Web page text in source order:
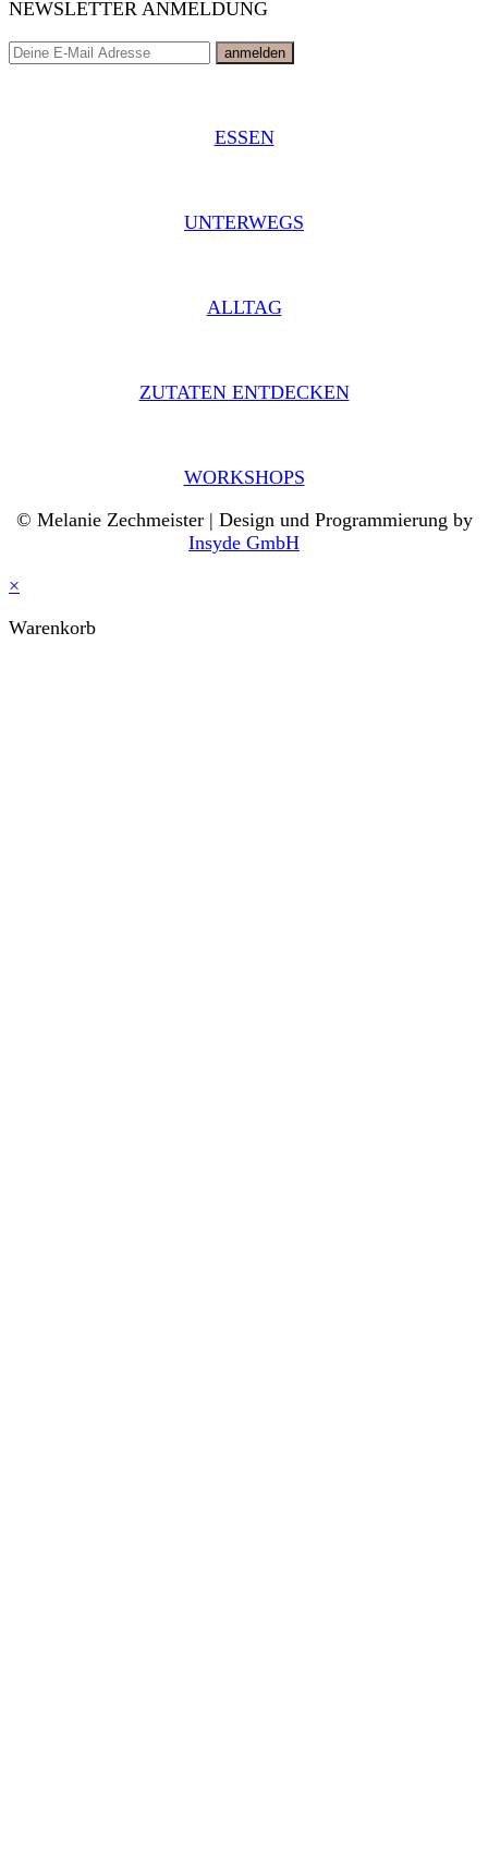
NEWSLETTER ANMELDUNG
ESSEN
UNTERWEGS
ALLTAG
ZUTATEN ENTDECKEN
WORKSHOPS
© Melanie Zechmeister | Design und Programmierung by
Insyde GmbH
×
Warenkorb